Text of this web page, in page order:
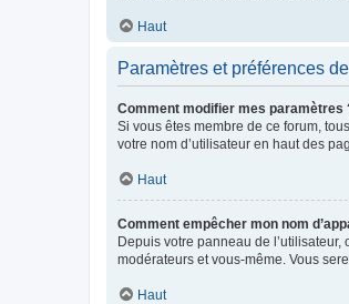
Haut
Paramètres et préférences
Comment modifier mes paramètres
Si vous êtes membre de ce forum,
votre nom d’utilisateur en haut des
Haut
Comment empêcher mon nom
Depuis votre panneau de
modérateurs et vous-même. Vous
Haut